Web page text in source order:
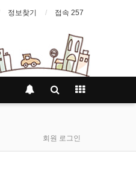
정보찾기 접속 257
회원 로그인